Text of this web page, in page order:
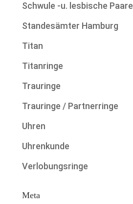
Schwule -u. lesbische Paare
Standesämter Hamburg
Titan
Titanringe
Trauringe
Trauringe / Partnerringe
Uhren
Uhrenkunde
Verlobungsringe
Meta